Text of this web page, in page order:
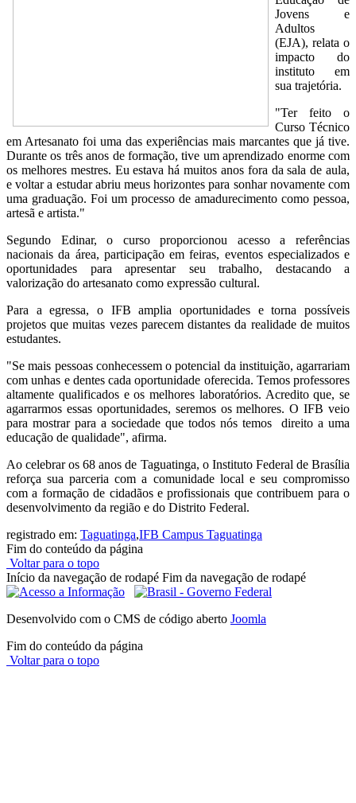
Jovens e
Adultos
(EJA), relata o
impacto do
instituto em
sua trajetória.
"Ter feito o
Curso Técnico
em Artesanato foi uma das experiências mais marcantes que já tive.
Durante os três anos de formação, tive um aprendizado enorme com
os melhores mestres. Eu estava há muitos anos fora da sala de aula,
e voltar a estudar abriu meus horizontes para sonhar novamente com
uma graduação. Foi um processo de amadurecimento como pessoa,
artesã e artista."
Segundo Edinar, o curso proporcionou acesso a referências
nacionais da área, participação em feiras, eventos especializados e
oportunidades para apresentar seu trabalho, destacando a
valorização do artesanato como expressão cultural.
Para a egressa, o IFB amplia oportunidades e torna possíveis
projetos que muitas vezes parecem distantes da realidade de muitos
estudantes.
"Se mais pessoas conhecessem o potencial da instituição, agarrariam
com unhas e dentes cada oportunidade oferecida. Temos professores
altamente qualificados e os melhores laboratórios. Acredito que, se
agarrarmos essas oportunidades, seremos os melhores. O IFB veio
para mostrar para a sociedade que todos nós temos direito a uma
educação de qualidade", afirma.
Ao celebrar os 68 anos de Taguatinga, o Instituto Federal de Brasília
reforça sua parceria com a comunidade local e seu compromisso
com a formação de cidadãos e profissionais que contribuem para o
desenvolvimento da região e do Distrito Federal.
registrado em: Taguatinga,IFB Campus Taguatinga
Fim do conteúdo da página
Voltar para o topo
Início da navegação de rodapé Fim da navegação de rodapé
Desenvolvido com o CMS de código aberto Joomla
Fim do conteúdo da página
Voltar para o topo